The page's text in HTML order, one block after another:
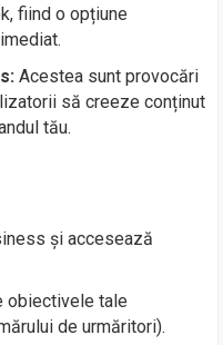
fiind o opțiune
Acestea sunt provocări
să creeze conținut
tău.
și accesează
obiectivele tale
de urmăritori).